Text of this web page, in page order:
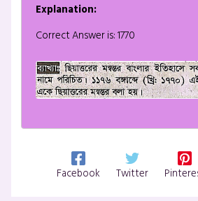
Explanation:
Correct Answer is: 1770
Facebook Twitter